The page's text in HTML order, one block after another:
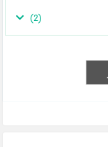
(
2
)